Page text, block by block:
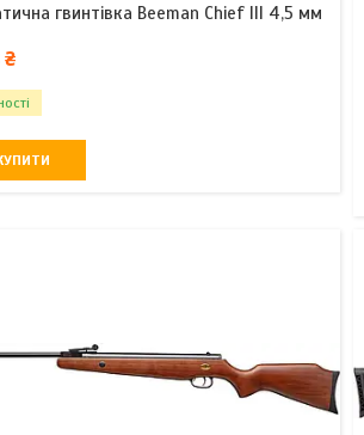
гвинтівка Beeman Chief III 4,5 мм
₴